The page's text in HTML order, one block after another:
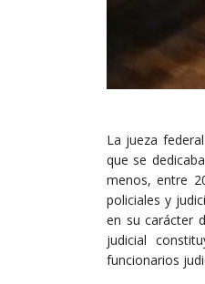
La jueza
que se
menos, entre
policiales y
en su carácter
judicial
funcionarios